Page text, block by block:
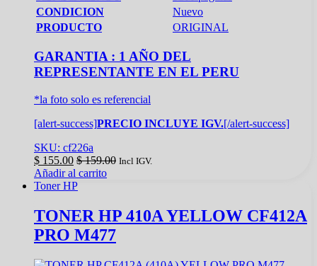
CONDICION
Nuevo
PRODUCTO
ORIGINAL
GARANTIA : 1 AÑO DEL
REPRESENTANTE EN EL PERU
*la foto solo es referencial
[alert-success]PRECIO INCLUYE IGV.[/alert-success]
SKU: cf226a
$ 155.00 $159.00 Incl IGV.
Añadir al carrito
Toner HP
TONER HP 410A YELLOW CF412A
PRO M477